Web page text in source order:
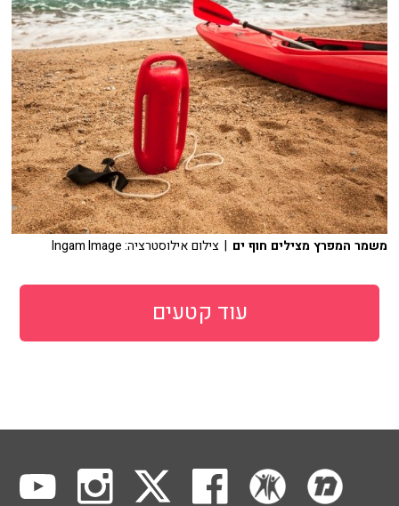
משמר המפרץ מצילים חוף ים | צילום אילוסטרציה: Ingam Image
עוד קטעים